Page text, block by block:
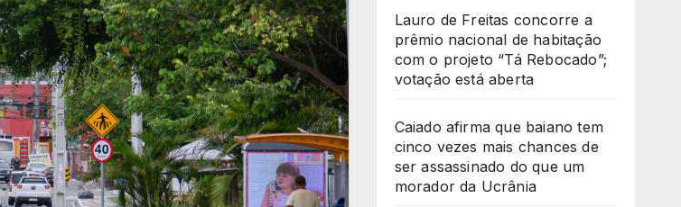
Lauro de Freitas concorre a
prêmio nacional de habitação
com o projeto “Tá Rebocado”;
votação está aberta
Caiado afirma que baiano tem
cinco vezes mais chances de
ser assassinado do que um
morador da Ucrânia